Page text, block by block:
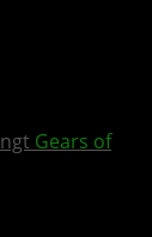
Gears of